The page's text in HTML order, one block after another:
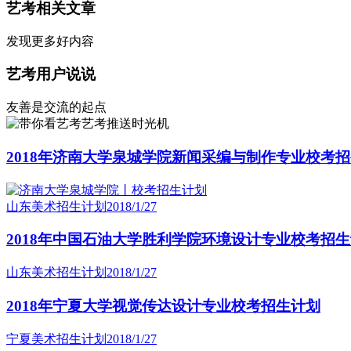
艺考相关文章
发现更多好内容
艺考用户说说
友善是交流的起点
艺考推送时光机
2018年济南大学泉城学院新闻采编与制作专业校考
山东美术招生计划 2018/1/27
2018年中国石油大学胜利学院环境设计专业校考招生
山东美术招生计划 2018/1/27
2018年宁夏大学视觉传达设计专业校考招生计划
宁夏美术招生计划 2018/1/27